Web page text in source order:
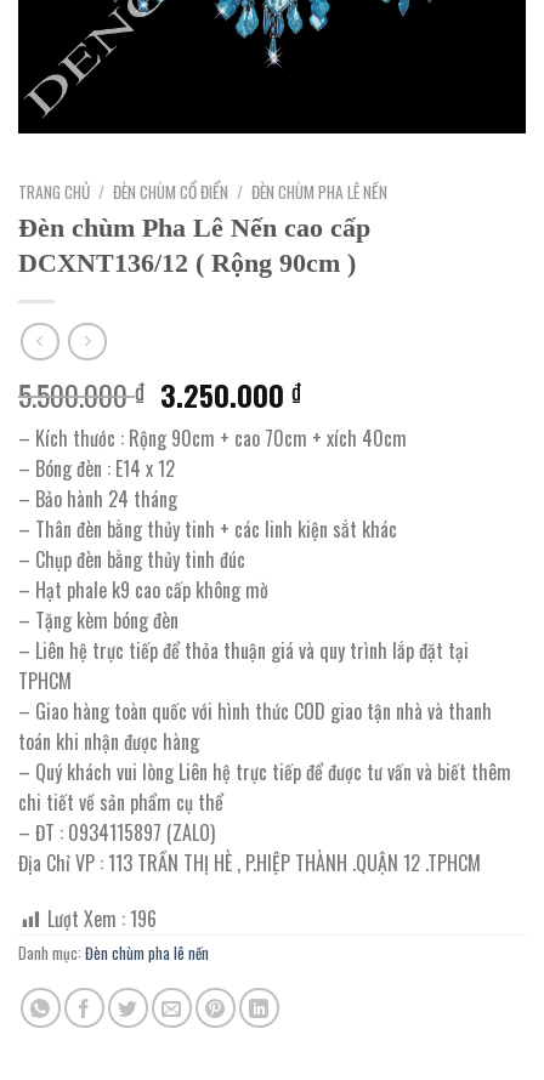
TRANG CHỦ / ĐÈN CHÙM CỔ ĐIỂN / ĐÈN CHÙM PHA LÊ NẾN
Đèn chùm Pha Lê Nến cao cấp
DCXNT136/12 ( Rộng 90cm )
5.500.000₫ Giá
gốc
là:
5.500.000 ₫.
3.250.000₫Giá
hiện
tại
3.250.000 ₫.
– Kích thước : Rộng 90cm + cao 70cm + xích 40cm
– Bóng đèn : E14 x 12
– Bảo hành 24 tháng
– Thân đèn bằng thủy tinh + các linh kiện sắt khác
– Chụp đèn bằng thủy tinh đúc
– Hạt phale k9 cao cấp không mờ
– Tặng kèm bóng đèn
– Liên hệ trực tiếp để thỏa thuận giá và quy trình lắp đặt tại
TPHCM
– Giao hàng toàn quốc với hình thức COD giao tận nhà và thanh
toán khi nhận được hàng
– Quý khách vui lòng Liên hệ trực tiếp để được tư vấn và biết thêm
chi tiết về sản phẩm cụ thể
– ĐT : 0934115897 (ZALO)
Địa Chỉ VP : 113 TRẦN THỊ HÈ , P.HIỆP THÀNH .QUẬN 12 .TPHCM
Lượt Xem :196
Danh mục: Đèn chùm pha lê nến